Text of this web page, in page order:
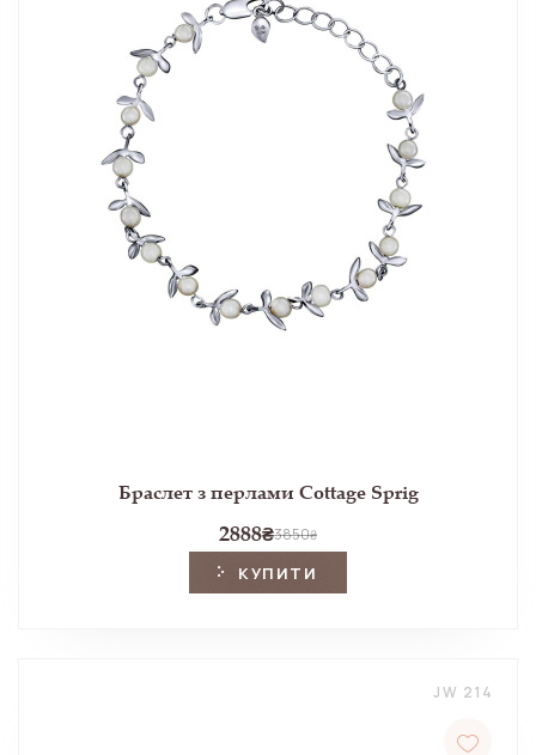
Браслет з перлами Cottage Sprig
2888₴3850₴
КУПИТИ
JW 214